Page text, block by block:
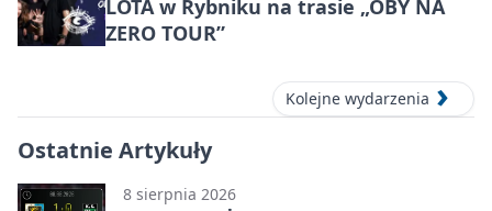
LOTA w Rybniku na trasie „OBY NA
ZERO TOUR”
Kolejne wydarzenia
Ostatnie Artykuły
8 sierpnia 2026